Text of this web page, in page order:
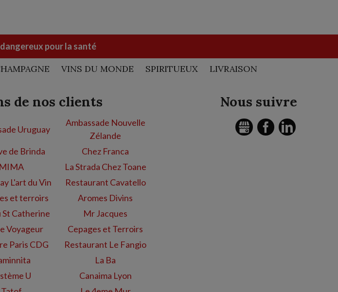
dangereux pour la santé
VINS DU MONDE SPIRITUEUX LIVRAISON
Nous suivre
GMB FACEBOOK
de nos clients
Uruguay
Ambassade Nouvelle
Zélande
de Brinda
Chez Franca
MIMA
La Strada Chez Toane
L'art du Vin
Restaurant Cavatello
et terroirs
Aromes Divins
St Catherine
Mr Jacques
Voyageur
Cepages et Terroirs
Paris CDG
Restaurant Le Fangio
La Ba
U
Canaima Lyon